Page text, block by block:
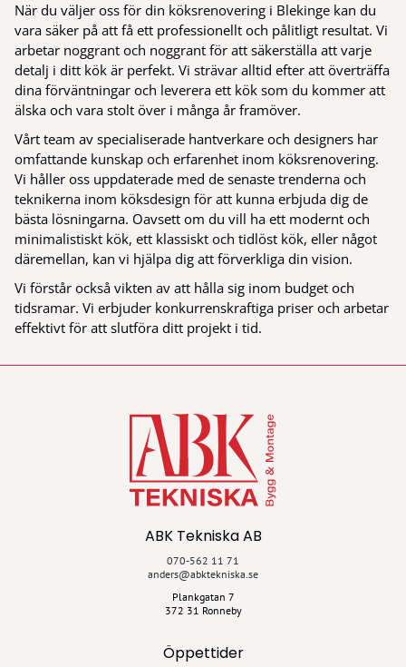
När du väljer oss för din köksrenovering i Blekinge kan du
vara säker på att få ett professionellt och pålitligt resultat. Vi
arbetar noggrant och noggrant för att säkerställa att varje
detalj i ditt kök är perfekt. Vi strävar alltid efter att överträffa
dina förväntningar och leverera ett kök som du kommer att
älska och vara stolt över i många år framöver.
Vårt team av specialiserade hantverkare och designers har
omfattande kunskap och erfarenhet inom köksrenovering.
Vi håller oss uppdaterade med de senaste trenderna och
teknikerna inom köksdesign för att kunna erbjuda dig de
bästa lösningarna. Oavsett om du vill ha ett modernt och
minimalistiskt kök, ett klassiskt och tidlöst kök, eller något
däremellan, kan vi hjälpa dig att förverkliga din vision.
Vi förstår också vikten av att hålla sig inom budget och
tidsramar. Vi erbjuder konkurrenskraftiga priser och arbetar
effektivt för att slutföra ditt projekt i tid.
ABK Tekniska AB
070-562 11 71
anders@abktekniska.se
Plankgatan 7
372 31 Ronneby
Öppettider